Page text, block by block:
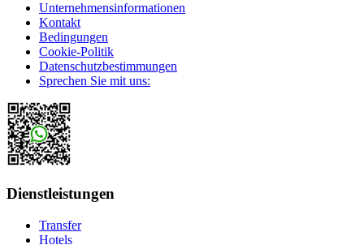
Unternehmensinformationen
Kontakt
Bedingungen
Cookie-Politik
Datenschutzbestimmungen
Sprechen Sie mit uns:
Dienstleistungen
Transfer
Hotels